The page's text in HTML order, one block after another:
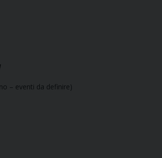
– eventi da definire)